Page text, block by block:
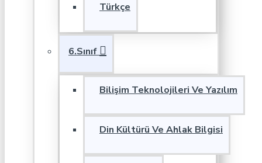
Türkçe
6.Sınıf
Bilişim Teknolojileri Ve Yazılım
Din Kültürü Ve Ahlak Bilgisi